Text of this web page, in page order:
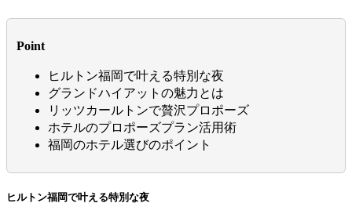
Point
ヒルトン福岡で叶える特別な夜
グランドハイアットの魅力とは
リッツカールトンで贅沢プロポーズ
ホテルのプロポーズプラン活用術
福岡のホテル選びのポイント
ヒルトン福岡で叶える特別な夜